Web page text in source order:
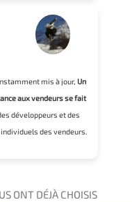
mis à jour, Un
aux vendeurs se fait
développeurs et des
des vendeurs.
ONT DÉJÀ CHOISIS